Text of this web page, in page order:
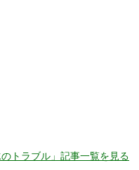
のトラブル」記事一覧を見る